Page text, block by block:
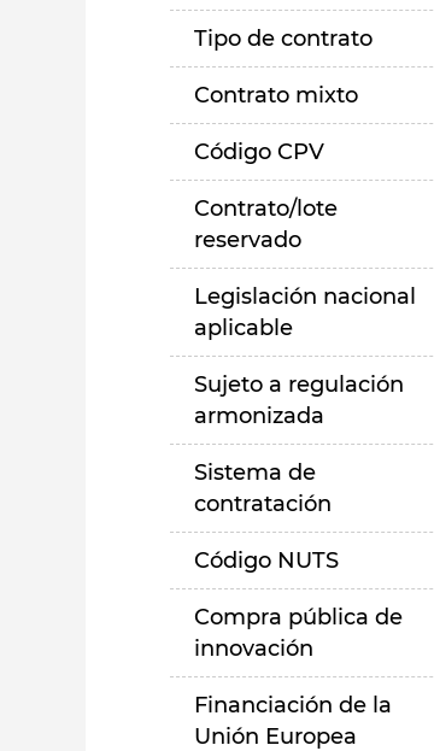
Tipo de contrato
Contrato mixto
Código CPV
Contrato/lote
reservado
Legislación nacional
aplicable
Sujeto a regulación
armonizada
Sistema de
contratación
Código NUTS
Compra pública de
innovación
Financiación de la
Unión Europea